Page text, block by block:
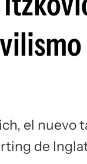
el nuevo
de